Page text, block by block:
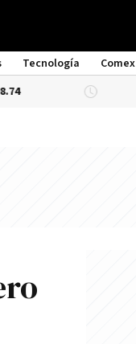
Tecnología
Comex
DÓLAR BNA